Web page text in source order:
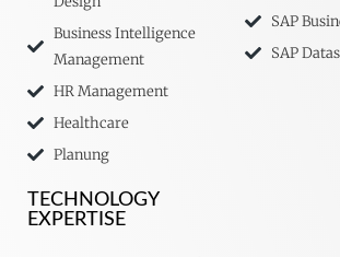
Business Intelligence
Management
HR Management
Healthcare
Planung
TECHNOLOGY
EXPERTISE
SAP
SAP